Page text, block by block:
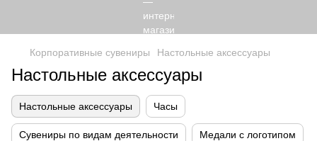
Корпоративные сувениры Настольные аксессуары
Настольные аксессуары
Настольные аксессуары Часы
Сувениры по видам деятельности Медали с логотипом